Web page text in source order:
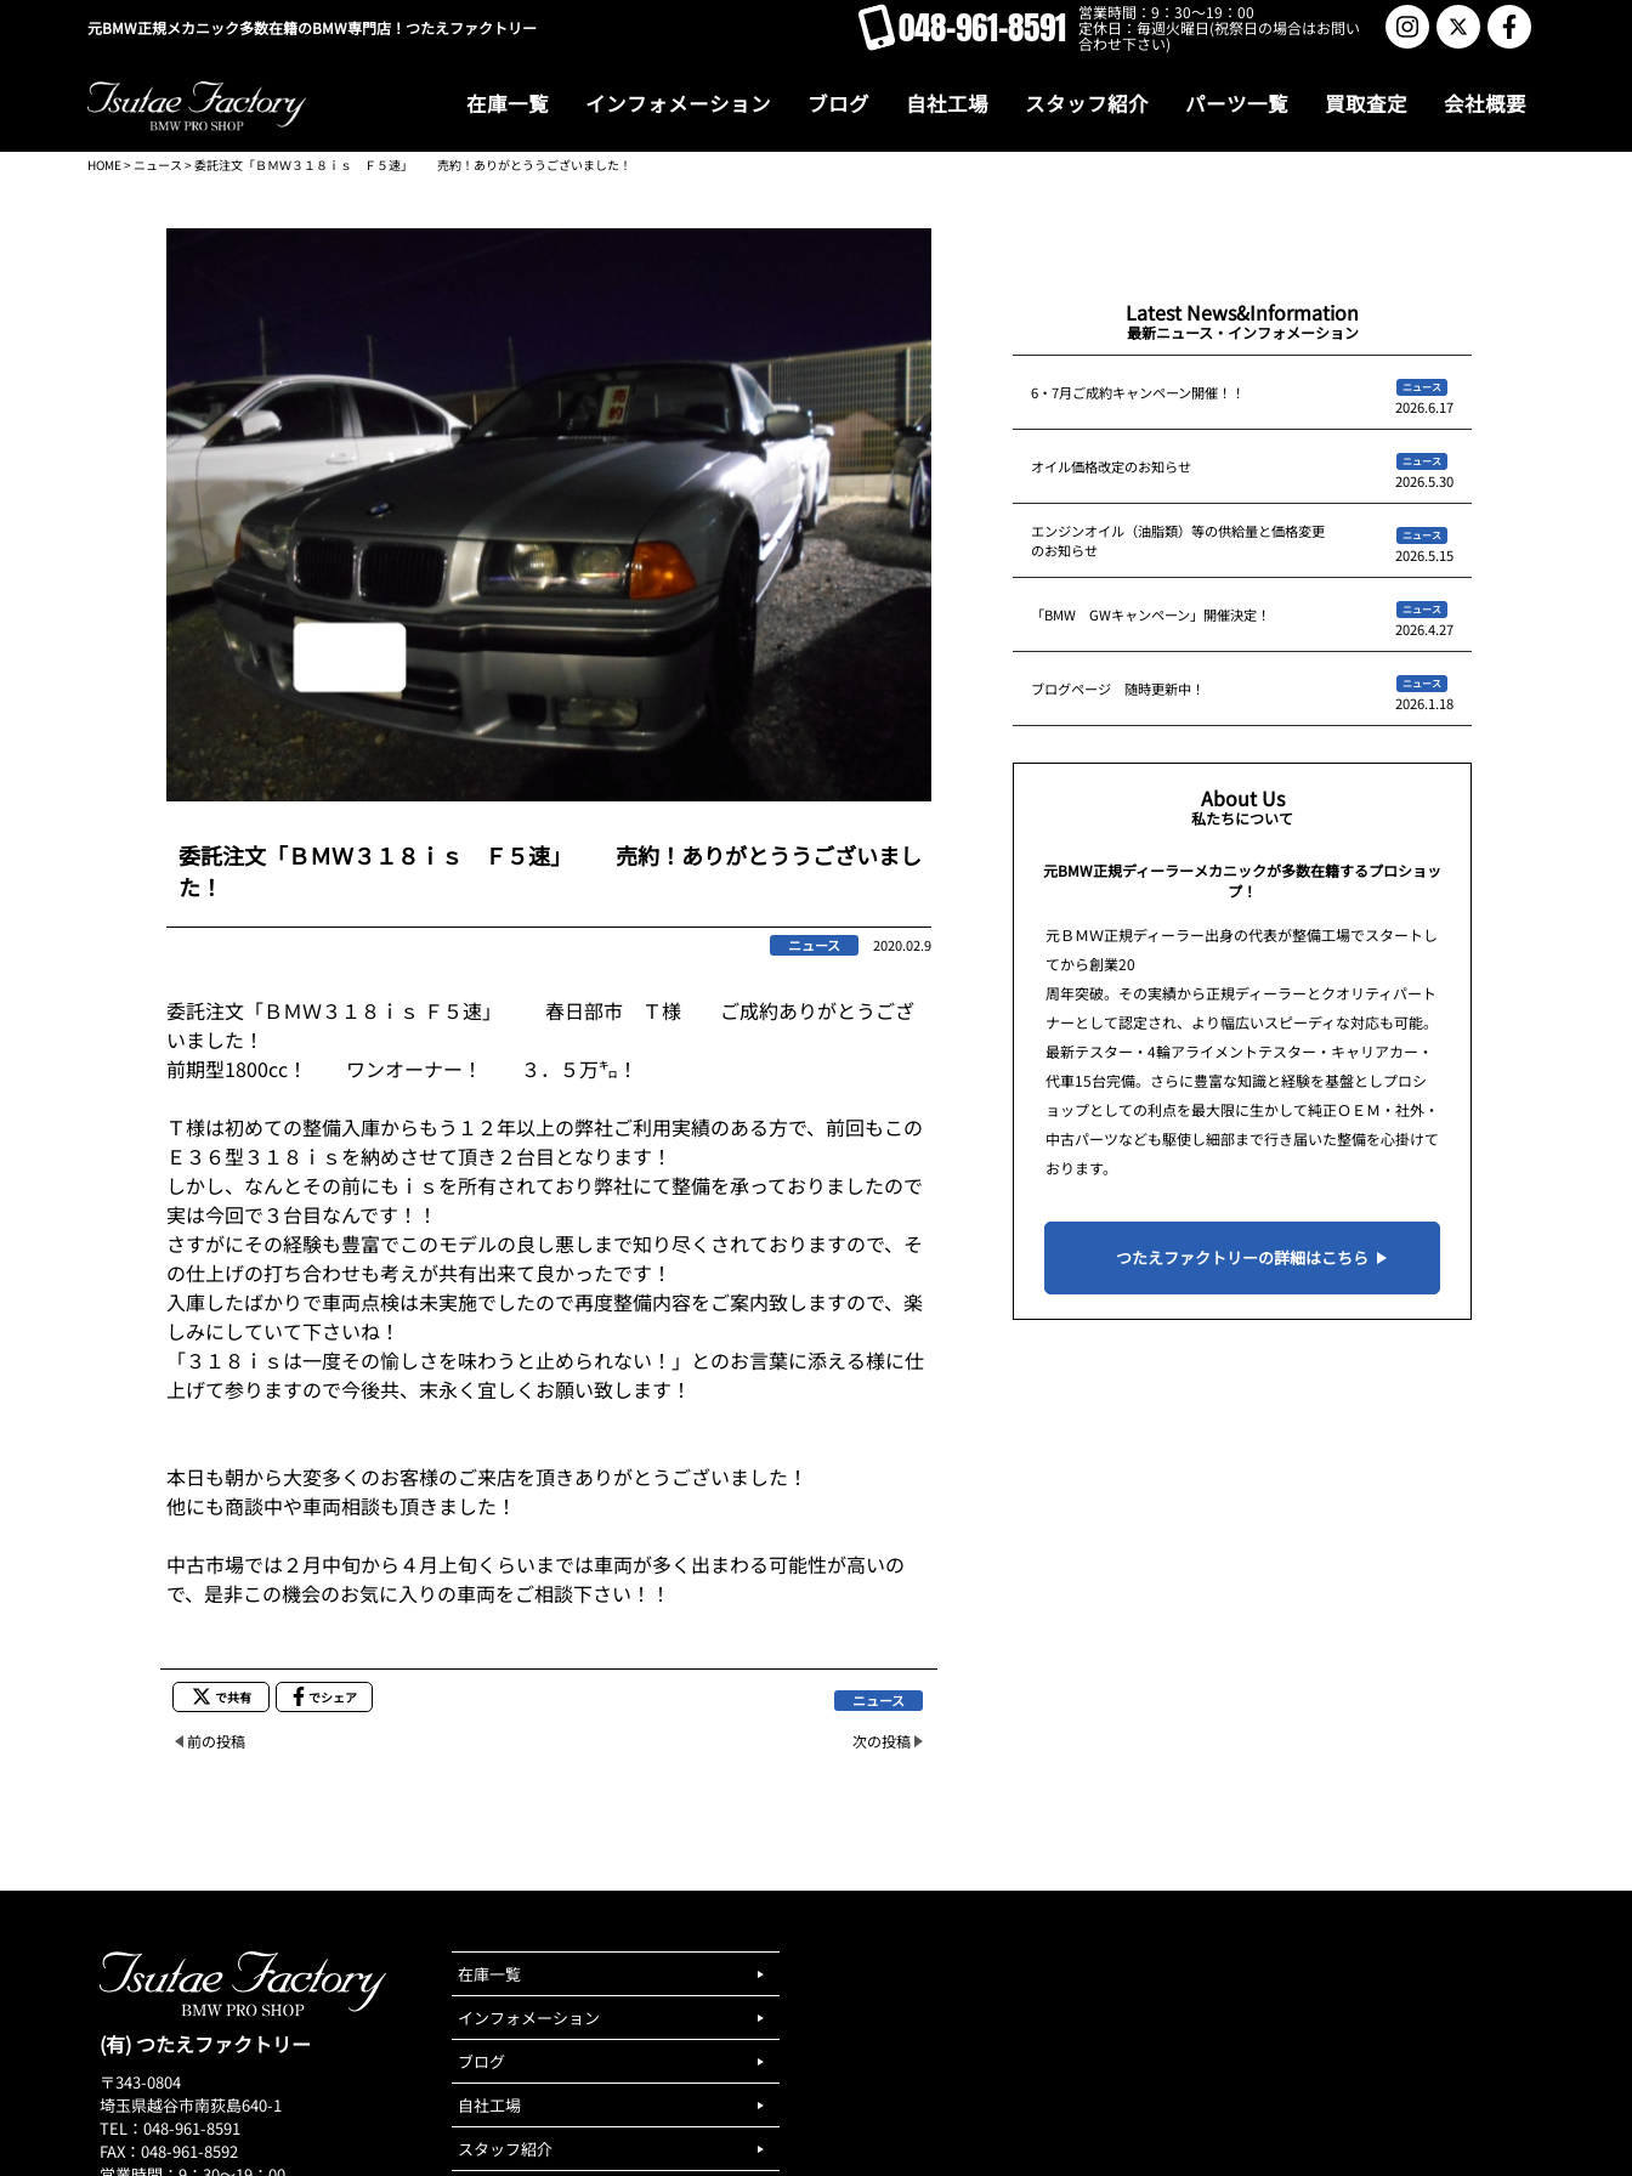
元BMW正規メカニック多数在籍のBMW専門店！つたえファクトリー 048-961-8591 営業時間：9：30～19：00
定休日：毎週火曜日(祝祭日の場合はお問い
合わせ下さい)
在庫一覧 インフォメーション ブログ 自社工場 スタッフ紹介 パーツ一覧 買取査定 会社概要
HOME> ニュース > 委託注文「ＢＭＷ３１８ｉｓ Ｆ５速」 売約！ありがとううございました！
委託注文「ＢＭＷ３１８ｉｓ Ｆ５速」 売約！ありがとううございまし
た！
ニュース 2020.02.9
委託注文「ＢＭＷ３１８ｉｓ Ｆ５速」 春日部市 Ｔ様 ご成約ありがとうござ
いました！
前期型1800cc！ ワンオーナー！ ３．５万㌔！
Ｔ様は初めての整備入庫からもう１２年以上の弊社ご利用実績のある方で、前回もこの
Ｅ３６型３１８ｉｓを納めさせて頂き２台目となります！
しかし、なんとその前にもｉｓを所有されており弊社にて整備を承っておりましたので
実は今回で３台目なんです！！
さすがにその経験も豊富でこのモデルの良し悪しまで知り尽くされておりますので、そ
の仕上げの打ち合わせも考えが共有出来て良かったです！
入庫したばかりで車両点検は未実施でしたので再度整備内容をご案内致しますので、楽
しみにしていて下さいね！
「３１８ｉｓは一度その愉しさを味わうと止められない！」とのお言葉に添える様に仕
上げて参りますので今後共、末永く宜しくお願い致します！
本日も朝から大変多くのお客様のご来店を頂きありがとうございました！
他にも商談中や車両相談も頂きました！
中古市場では２月中旬から４月上旬くらいまでは車両が多く出まわる可能性が高いの
で、是非この機会のお気に入りの車両をご相談下さい！！
で共有 でシェア ニュース
前の投稿 次の投稿
Latest News&Information
最新ニュース・インフォメーション
6・7月ご成約キャンペーン開催！！ ニュース
2026.6.17
オイル価格改定のお知らせ ニュース
2026.5.30
エンジンオイル（油脂類）等の供給量と価格変更
のお知らせ
ニュース
2026.5.15
「BMW GWキャンペーン」開催決定！ ニュース
2026.4.27
ブログページ 随時更新中！ ニュース
2026.1.18
About Us
私たちについて
元BMW正規ディーラーメカニックが多数在籍するプロショッ
プ！
元ＢＭＷ正規ディーラー出身の代表が整備工場でスタートし
てから創業20
周年突破。その実績から正規ディーラーとクオリティパート
ナーとして認定され、より幅広いスピーディな対応も可能。
最新テスター・4輪アライメントテスター・キャリアカー・
代車15台完備。さらに豊富な知識と経験を基盤としプロシ
ョップとしての利点を最大限に生かして純正ＯＥＭ・社外・
中古パーツなども駆使し細部まで行き届いた整備を心掛けて
おります。
つたえファクトリーの詳細はこちら
(有) つたえファクトリー
〒343-0804
埼玉県越谷市南荻島640-1
TEL：048-961-8591
FAX：048-961-8592
在庫一覧
インフォメーション
ブログ
自社工場
スタッフ紹介